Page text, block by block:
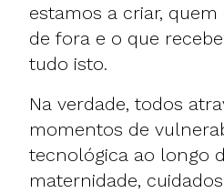
estamos a criar,
de fora e o que
tudo isto.
Na verdade, todos
momentos de
tecnológica ao longo
maternidade,